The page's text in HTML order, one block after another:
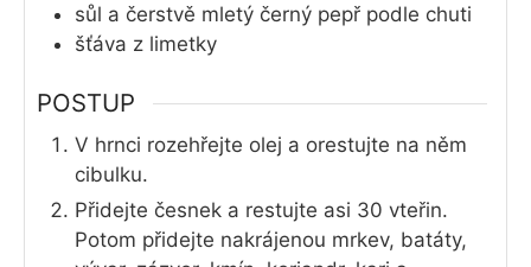
sůl a čerstvě mletý černý pepř podle chuti
šťáva z limetky
POSTUP
V hrnci rozehřejte olej a orestujte na něm
cibulku.
Přidejte česnek a restujte asi 30 vteřin.
Potom přidejte nakrájenou mrkev, batáty,